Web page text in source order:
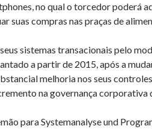
no qual o torcedor poderá
suas compras nas praças de
sistemas transacionais pelo
a partir de 2015, após a
melhoria nos seus controles
na governança corporativa
para Systemanalyse und